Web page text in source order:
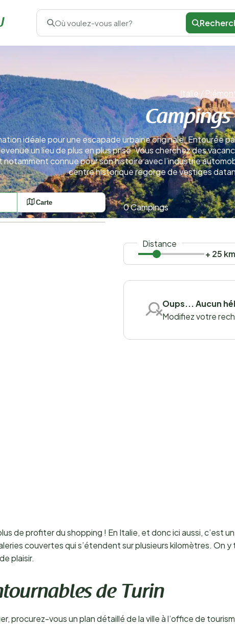
Où voulez-vous aller?
Italie /
idéale pour une escapade urbaine originale. Entourée
un lieu de plus en plus prisé. Vous cherchez des
notamment connue pour son histoire avec l’industrie
centre historique regorge de vestiges
Carte 0 Campings
Distance
+ 25 km
Oups... Aucun
Modifiez votre
de profiter du shopping ! En Italie, et donc ici aussi, c’est
couvertes qui s’étendent sur plusieurs kilomètres.
plaisir.
de Turin
procurez-vous un plan détaillé de la ville à l’office de